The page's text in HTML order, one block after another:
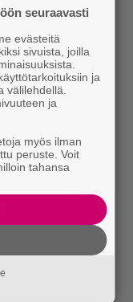
seuraavasti
evästeitä
sivuista, joilla
ja
välilehdellä.
ja
myös ilman
peruste. Voit
tahansa